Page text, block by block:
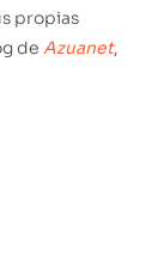
propias
de Azuanet,